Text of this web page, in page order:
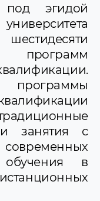
эгидой
программ
занятия с
обучения в